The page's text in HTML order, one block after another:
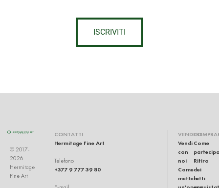
ISCRIVITI
© 2017-
2026
Hermitage
Fine Art
CONTATTI
Hermitage Fine Art
Telefono
+377 9 777 39 80
VENDERE
Vendi
con
noi
Come
mettere
Come
Ritiro
dei
lotti